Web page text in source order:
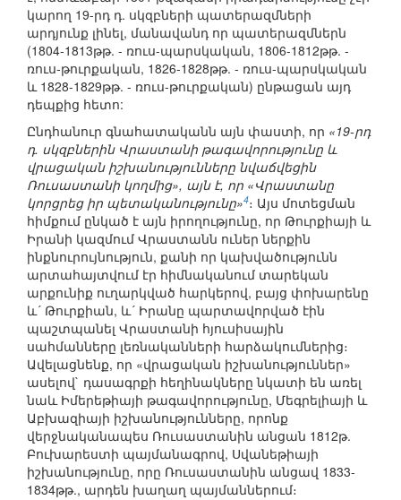
կարող 19-րդ դ. սկզբների պատերազմների
արդյունք լինել, մանավանդ որ պատերազմներն
(1804-1813թթ. - ռուս-պարսկական, 1806-1812թթ. -
ռուս-թուրքական, 1826-1828թթ. - ռուս-պարսկական
և 1828-1829թթ. - ռուս-թուրքական) ընթացան այդ
դեպքից հետո:
Ընդհանուր գնահատականն այն փաստի, որ «19-րդ
դ. սկզբներին Վրաստանի թագավորությունը և
վրացական իշխանությունները նվաճվեցին
Ռուսաստանի կողմից», այն է, որ «Վրաստանը
կորցրեց իր պետականությունը»4։ Այս մոտեցման
հիմքում ընկած է այն իրողությունը, որ Թուրքիայի և
Իրանի կազմում Վրաստանն ուներ ներքին
ինքնուրույնություն, քանի որ կախվածությունն
արտահայտվում էր հիմնականում տարեկան
արքունիք ուղարկված հարկերով, բայց փոխարենը
և´ Թուրքիան, և´ Իրանը պարտավորված էին
պաշտպանել Վրաստանի հյուսիսային
սահմանները լեռնականների հարձակումներից։
Ավելացնենք, որ «վրացական իշխանություններ»
ասելով` դասագրքի հեղինակները նկատի են առել
նաև Իմերեթիայի թագավորությունը, Մեգրելիայի և
Աբխազիայի իշխանությունները, որոնք
վերջնականապես Ռուսաստանին անցան 1812թ.
Բուխարեստի պայմանագրով, Սվանեթիայի
իշխանությունը, որը Ռուսաստանին անցավ 1833-
1834թթ., արդեն խաղաղ պայմաններում։